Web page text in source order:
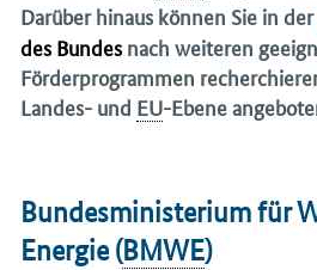
Darüber hinaus können Sie in der
des Bundes nach weiteren
Förderprogrammen
Landes- und EU-Ebene
Bundesministerium für
Energie (BMWE)